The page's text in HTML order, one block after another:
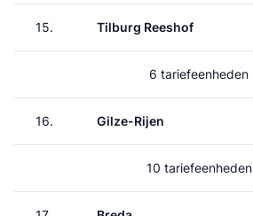
15. Tilburg Reeshof
6 tariefeenheden
16. Gilze-Rijen
10 tariefeenheden